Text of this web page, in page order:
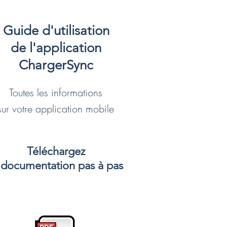
Guide d'utilisation
de l'application
ChargerSync
Toutes les informations
votre application mobile
Téléchargez
pas à pas